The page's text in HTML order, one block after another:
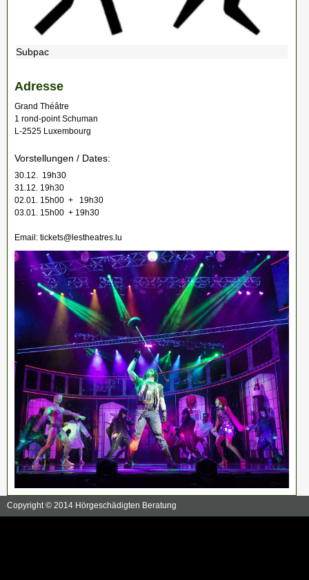
Subpac
Adresse
Grand Théâtre
1 rond-point Schuman
L-2525 Luxembourg
Vorstellungen / Dates:
30.12. 19h30
31.12. 19h30
02.01. 15h00 + 19h30
03.01. 15h00 + 19h30
Email: tickets@lestheatres.lu
Copyright © 2014 Hörgeschädigten Beratung